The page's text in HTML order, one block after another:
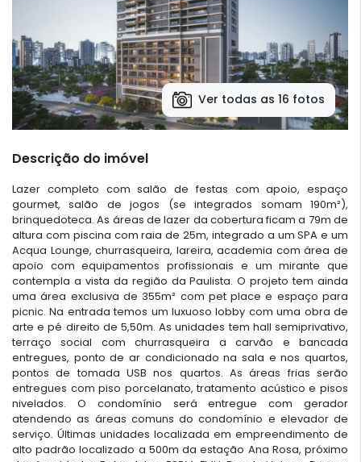
Ver todas as 16 fotos
Descrição do imóvel
Lazer completo com salão de festas com apoio, espaço
gourmet, salão de jogos (se integrados somam 190m²),
brinquedoteca. As áreas de lazer da cobertura ficam a 79m de
altura com piscina com raia de 25m, integrado a um SPA e um
Acqua Lounge, churrasqueira, lareira, academia com área de
apoio com equipamentos profissionais e um mirante que
contempla a vista da região da Paulista. O projeto tem ainda
uma área exclusiva de 355m² com pet place e espaço para
picnic. Na entrada temos um luxuoso lobby com uma obra de
arte e pé direito de 5,50m. As unidades tem hall semiprivativo,
terraço social com churrasqueira a carvão e bancada
entregues, ponto de ar condicionado na sala e nos quartos,
pontos de tomada USB nos quartos. As áreas frias serão
entregues com piso porcelanato, tratamento acústico e pisos
nivelados. O condomínio será entregue com gerador
atendendo as áreas comuns do condomínio e elevador de
serviço. Últimas unidades localizada em empreendimento de
alto padrão localizado a 500m da estação Ana Rosa, próximo